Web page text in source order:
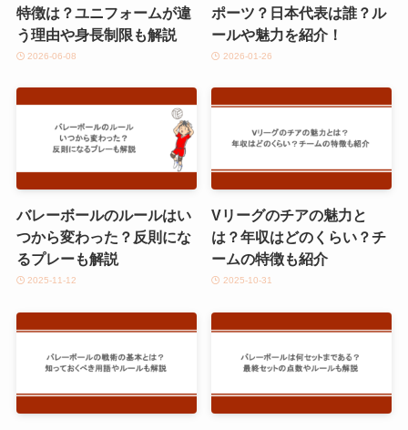
特徴は？ユニフォームが違
う理由や身長制限も解説
2026-06-08
ポーツ？日本代表は誰？ル
ールや魅力を紹介！
2026-01-26
バレーボールのルールはい
つから変わった？反則にな
るプレーも解説
2025-11-12
Vリーグのチアの魅力と
は？年収はどのくらい？チ
ームの特徴も紹介
2025-10-31